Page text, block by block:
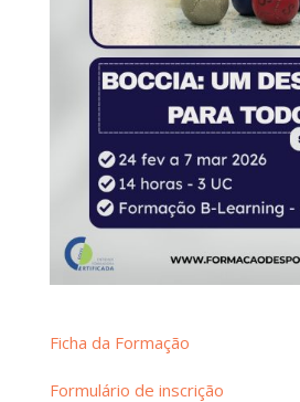
Ficha da Formação
Formulário de inscrição